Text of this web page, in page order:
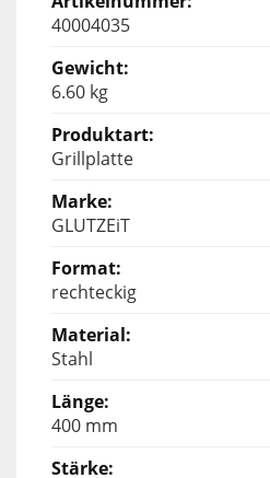
40004035
6.60 kg
Grillplatte
GLUTZEiT
rechteckig
Stahl
400 mm